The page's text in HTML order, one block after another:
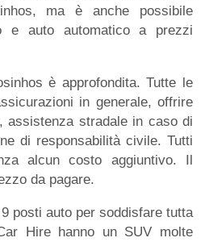
ma è anche possibile
e auto automatico a prezzi
è approfondita. Tutte le
in generale, offrire
assistenza stradale in caso di
di responsabilità civile. Tutti
alcun costo aggiuntivo. Il
da pagare.
posti auto per soddisfare tutta
Hire hanno un SUV molte